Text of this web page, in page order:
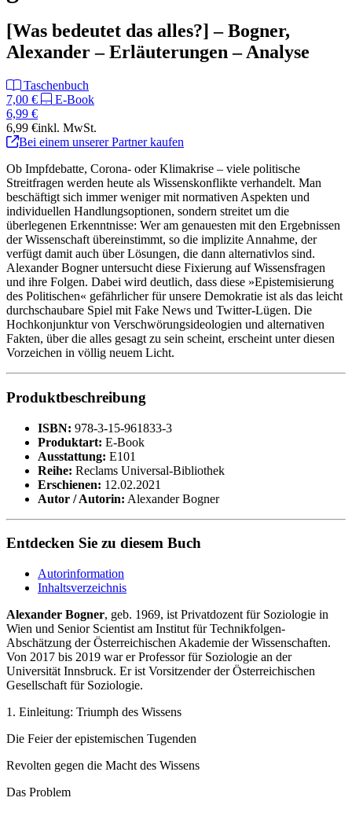
[Was bedeutet das alles?] – Bogner,
Alexander – Erläuterungen – Analyse
Taschenbuch
7,00 €
E-Book
6,99 €
6,99 €inkl. MwSt.
Bei einem unserer Partner kaufen
Ob Impfdebatte, Corona- oder Klimakrise – viele politische
Streitfragen werden heute als Wissenskonflikte verhandelt. Man
beschäftigt sich immer weniger mit normativen Aspekten und
individuellen Handlungsoptionen, sondern streitet um die
überlegenen Erkenntnisse: Wer am genauesten mit den Ergebnissen
der Wissenschaft übereinstimmt, so die implizite Annahme, der
verfügt damit auch über Lösungen, die dann alternativlos sind.
Alexander Bogner untersucht diese Fixierung auf Wissensfragen
und ihre Folgen. Dabei wird deutlich, dass diese »Epistemisierung
des Politischen« gefährlicher für unsere Demokratie ist als das leicht
durchschaubare Spiel mit Fake News und Twitter-Lügen. Die
Hochkonjunktur von Verschwörungsideologien und alternativen
Fakten, über die alles gesagt zu sein scheint, erscheint unter diesen
Vorzeichen in völlig neuem Licht.
Produktbeschreibung
ISBN: 978-3-15-961833-3
Produktart: E-Book
Ausstattung: E101
Reihe: Reclams Universal-Bibliothek
Erschienen: 12.02.2021
Autor / Autorin: Alexander Bogner
Entdecken Sie zu diesem Buch
Autorinformation
Inhaltsverzeichnis
Alexander Bogner, geb. 1969, ist Privatdozent für Soziologie in
Wien und Senior Scientist am Institut für Technikfolgen-
Abschätzung der Österreichischen Akademie der Wissenschaften.
Von 2017 bis 2019 war er Professor für Soziologie an der
Universität Innsbruck. Er ist Vorsitzender der Österreichischen
Gesellschaft für Soziologie.
1. Einleitung: Triumph des Wissens
Die Feier der epistemischen Tugenden
Revolten gegen die Macht des Wissens
Das Problem